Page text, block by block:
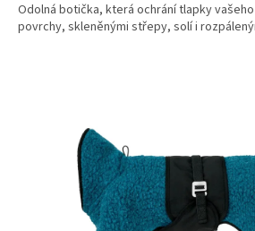
Odolná botička, která ochrání tlapky
povrchy, skleněnými střepy, solí i